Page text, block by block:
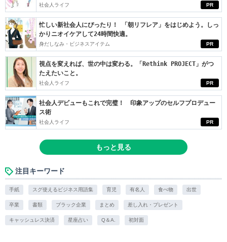
PR
社会人ライフ
PR
忙しい新社会人にぴったり！ 「朝リフレア」をはじめよう。しっ
かりニオイケアして24時間快適。
身だしなみ・ビジネスアイテム
PR
視点を変えれば、世の中は変わる。「Rethink PROJECT」がつ
たえたいこと。
社会人ライフ
PR
社会人デビューもこれで完璧！ 印象アップのセルフプロデュー
ス術
社会人ライフ
もっと見る
注目キーワード
手紙 スグ使えるビジネス用語集 育児 有名人 食べ物 出世
卒業 書類 ブラック企業 まとめ 差し入れ・プレゼント
キャッシュレス決済 星座占い Q＆A. 初対面